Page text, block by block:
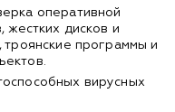
оперативной
жестких дисков и
троянские программы и
вирусных